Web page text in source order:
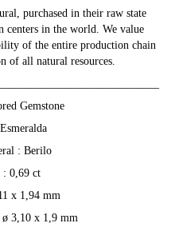
purchased in their raw state
in the world. We value
of the entire production chain
of all natural resources.
Gemstone
: Berilo
: 0,69 ct
x 1,94 mm
ø 3,10 x 1,9 mm